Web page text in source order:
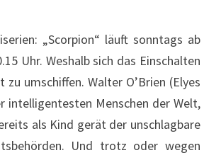
„Scorpion“ läuft sonntags ab
Uhr. Weshalb sich das Einschalten
umschiffen. Walter O’Brien (Elyes
intelligentesten Menschen der Welt,
als Kind gerät der unschlagbare
Und trotz oder wegen